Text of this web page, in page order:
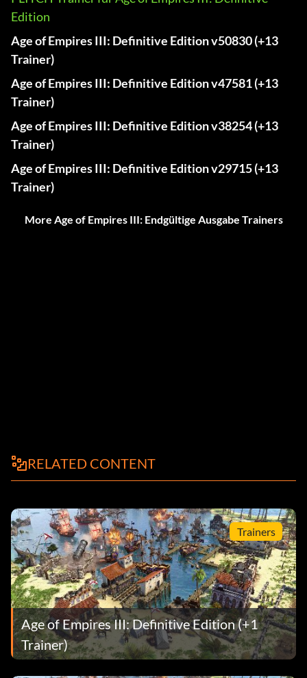
Edition
Age of Empires III: Definitive Edition v50830 (+13
Trainer)
Age of Empires III: Definitive Edition v47581 (+13
Trainer)
Age of Empires III: Definitive Edition v38254 (+13
Trainer)
Age of Empires III: Definitive Edition v29715 (+13
Trainer)
More Age of Empires III: Endgültige Ausgabe Trainers
RELATED CONTENT
Trainers
Age of Empires III: Definitive Edition (+1
Trainer)